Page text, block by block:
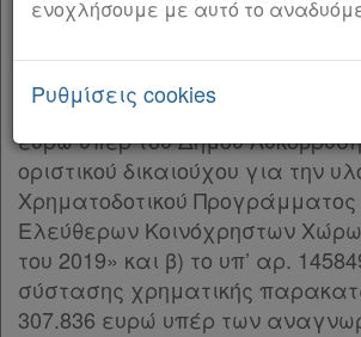
Kodiko
Forum
Αναζήτηση
Κ.Α.Δ.
Διακρατικές
Συμφωνίες
Ελλάδας
Ταμείο Παρακαταθηκών και
υπ’ αρ. 145848 γραμμάτιο
χρηματικής παρακαταθήκης
ευρώ υπέρ του Δήμου
οριστικού δικαιούχου για την
Χρηματοδοτικού
Ελεύθερων Κοινόχρηστων
του 2019» και β) το υπ’ αρ.
σύστασης χρηματικής
307.836 ευρώ υπέρ των
ενοχλήσουμε με αυτό το
Ρυθμίσεις cookies